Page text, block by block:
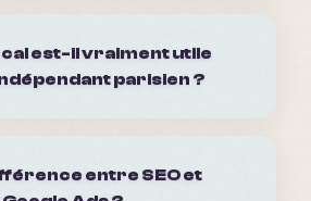
est-il vraiment utile
parisien ?
entre SEO et